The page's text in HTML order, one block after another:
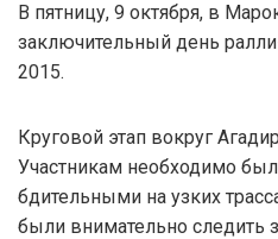
В пятницу, 9 октября, в
заключительный день
2015.
Круговой этап вокруг
Участникам необходимо
бдительными на узких
были внимательно следить